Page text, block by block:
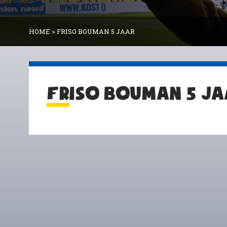
HOME >FRISO BOUMAN 5 JAAR
FRISO BOUMAN 5